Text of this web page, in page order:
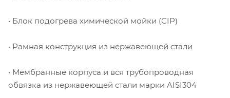
• Блок подогрева химической мойки (CIP)
• Рамная конструкция из нержавеющей стали
• Мембранные корпуса и вся трубопроводная
обвязка из нержавеющей стали марки AISI304